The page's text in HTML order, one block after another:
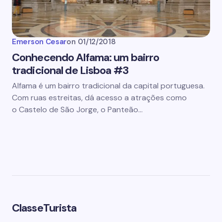
Emerson Cesaron 01/12/2018
Conhecendo Alfama: um bairro
tradicional de Lisboa #3
Alfama é um bairro tradicional da capital portuguesa.
Com ruas estreitas, dá acesso a atrações como
o Castelo de São Jorge, o Panteão…
ClasseTurista